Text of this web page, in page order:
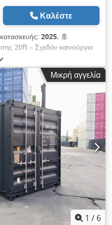
Καλέστε
2025, 🚢
20ft – Σχεδόν καινούργιο
Άμεσα διαθέσιμο! Υψηλής
σχεδόν καινούργια
χώρος, εργαστήριο,
μεταφορές. ⭐ Τα
🆕 Έτος κατασκευής 2025 /
ανθεκτική χαλύβδινη
mm) 🌧️ Ανθεκτικό σε αέρα &
μπουλόνι θυρών 🚚 Με
διεθνείς μεταφορές 🌬️ Με
🪵 Δάπεδο υψηλής
για περονοφόρο ανυψωτικό
στοιχεία 📐 Εξωτερικές
mm 📦 Εσωτερικές
mm 🚪 Άνοιγμα πόρτας:
⚖️ Ιδία μάζα: περ. 2,25 t 🏋️
ξεχωρίζουν για την
Μικρή αγγελία
1 / 6